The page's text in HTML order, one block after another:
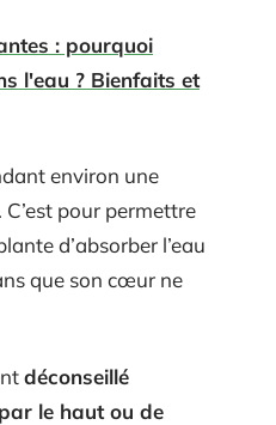
: pourquoi
l'eau ? Bienfaits et
environ une
pour permettre
d’absorber l’eau
que son cœur ne
déconseillé
le haut ou de